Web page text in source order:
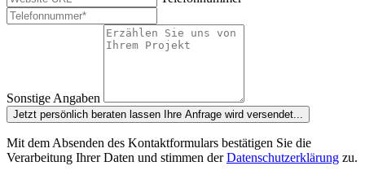
Sonstige Angaben
Jetzt persönlich beraten lassen Ihre Anfrage wird versendet...
Mit dem Absenden des Kontaktformulars bestätigen Sie die
Verarbeitung Ihrer Daten und stimmen derDatenschutzerklärung zu.